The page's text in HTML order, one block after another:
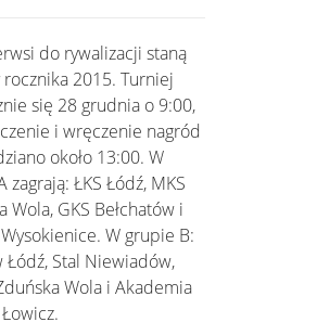
do rywalizacji staną
rocznika 2015. Turniej
się 28 grudnia o 9:00,
i wręczenie nagród
około 13:00. W
zagrają: ŁKS Łódź, MKS
Wola, GKS Bełchatów i
W grupie B:
Łódź, Stal Niewiadów,
Wola i Akademia